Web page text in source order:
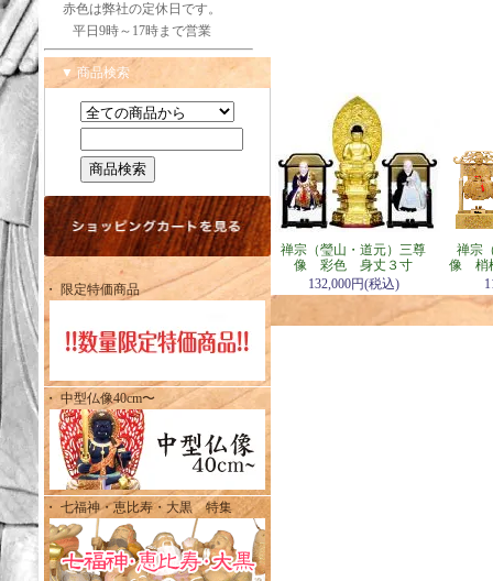
赤色は弊社の定休日です。
平日9時～17時まで営業
▼ 商品検索
・ 限定特価商品
・ 中型仏像40cm〜
・ 七福神・恵比寿・大黒 特集
禅宗（瑩山・道元）三尊
像 彩色 身丈３寸
132,000円(税込)
禅宗
像 梢